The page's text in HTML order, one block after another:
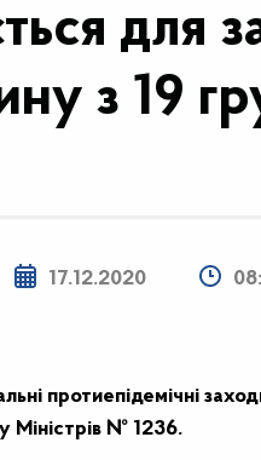
для
з 19
17.12.2020
протиепідемічні
Міністрів № 1236.